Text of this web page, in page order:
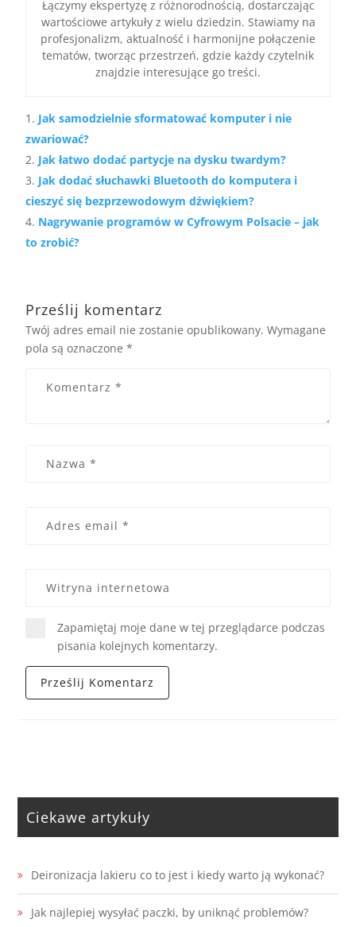
Łączymy ekspertyzę z różnorodnością, dostarczając
wartościowe artykuły z wielu dziedzin. Stawiamy na
profesjonalizm, aktualność i harmonijne połączenie
tematów, tworząc przestrzeń, gdzie każdy czytelnik
znajdzie interesujące go treści.
Jak samodzielnie sformatować komputer i nie
zwariować?
Jak łatwo dodać partycje na dysku twardym?
Jak dodać słuchawki Bluetooth do komputera i
cieszyć się bezprzewodowym dźwiękiem?
Nagrywanie programów w Cyfrowym Polsacie – jak
to zrobić?
Prześlij komentarz
Twój adres email nie zostanie opublikowany. Wymagane
pola są oznaczone*
Zapamiętaj moje dane w tej przeglądarce podczas
pisania kolejnych komentarzy.
Ciekawe artykuły
Deironizacja lakieru co to jest i kiedy warto ją wykonać?
Jak najlepiej wysyłać paczki, by uniknąć problemów?